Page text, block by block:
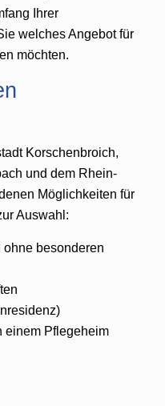
Ihrer
welches Angebot für
möchten.
Korschenbroich,
und dem Rhein-
Möglichkeiten für
Auswahl:
ohne besonderen
einem Pflegeheim